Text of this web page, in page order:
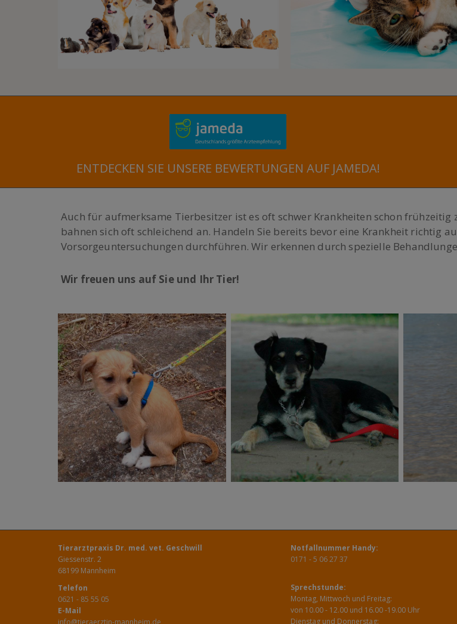
ENTDECKEN SIE UNSERE BEWERTUNGEN AUF JAMEDA!
Auch für aufmerksame Tierbesitzer ist es oft schwer Krankheiten schon frühzeitig
bahnen sich oft schleichend an. Handeln Sie bereits bevor eine Krankheit richtig
Vorsorgeuntersuchungen durchführen. Wir erkennen durch spezielle
Wir freuen uns auf Sie und Ihr Tier!
Tierarztpraxis Dr. med. vet. Geschwill
Giessenstr. 2
68199 Mannheim
Telefon
0621 - 85 55 05
E-Mail
info@tieraerztin-mannheim.de
Notfallnummer Handy:
0171 - 5 06 27 37
Sprechstunde:
Montag, Mittwoch und Freitag:
von 10.00 - 12.00 und 16.00 -19.00 Uhr
Dienstag und Donnerstag: